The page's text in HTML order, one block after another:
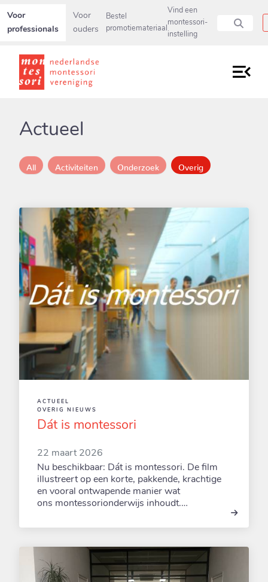
Actueel
All Activiteiten Onderzoek Overig
Dát is montessori
ACTUEEL
OVERIG NIEUWS
22 maart 2026
Nu beschikbaar: Dát is montessori. De film
illustreert op een korte, pakkende, krachtige
en vooral ontwapende manier wat
ons montessorionderwijs inhoudt.…
Secundaire navigatiemenu overslaan en direct naar pagina
Voor
professionals
Voor
ouders
Bestel
promotiemateriaal
Vind een
montessori-
instelling